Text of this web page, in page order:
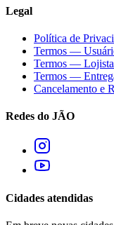
Legal
Política de
Termos —
Termos —
Termos —
Cancelamento e
Redes do JÃO
Cidades atendidas